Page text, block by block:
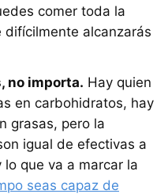
comer toda la
alcanzarás
no importa. Hay quien
en carbohidratos, hay
grasas, pero la
igual de efectivas a
que va a marcar la
seas capaz de